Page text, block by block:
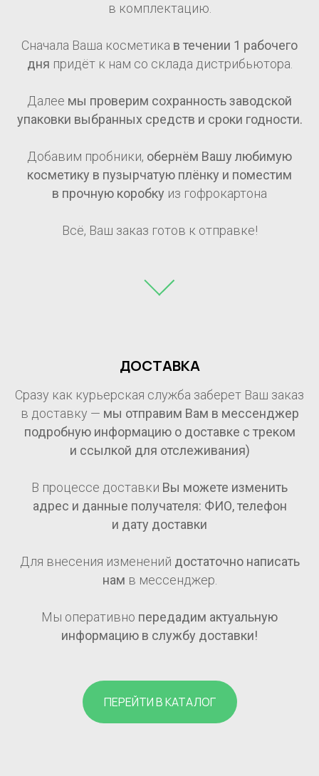
в комплектацию.
Сначала Ваша косметика в течении 1 рабочего
дня придёт к нам со склада дистрибьютора.
Далее мы проверим сохранность заводской
упаковки выбранных средств и сроки годности.
Добавим пробники, обернём Вашу любимую
косметику в пузырчатую плёнку и поместим
в прочную коробку из гофрокартона
Всё, Ваш заказ готов к отправке!
ДОСТАВКА
Сразу как курьерская служба заберет Ваш заказ
в доставку — мы отправим Вам в мессенджер
подробную информацию о доставке с треком
и ссылкой для отслеживания)
В процессе доставки Вы можете изменить
адрес и данные получателя: ФИО, телефон
и дату доставки
Для внесения изменений достаточно написать
нам в мессенджер.
Мы оперативно передадим актуальную
информацию в службу доставки!
ПЕРЕЙТИ В КАТАЛОГ